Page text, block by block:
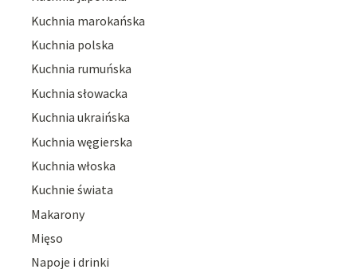
Kuchnia marokańska
Kuchnia polska
Kuchnia rumuńska
Kuchnia słowacka
Kuchnia ukraińska
Kuchnia węgierska
Kuchnia włoska
Kuchnie świata
Makarony
Mięso
Napoje i drinki